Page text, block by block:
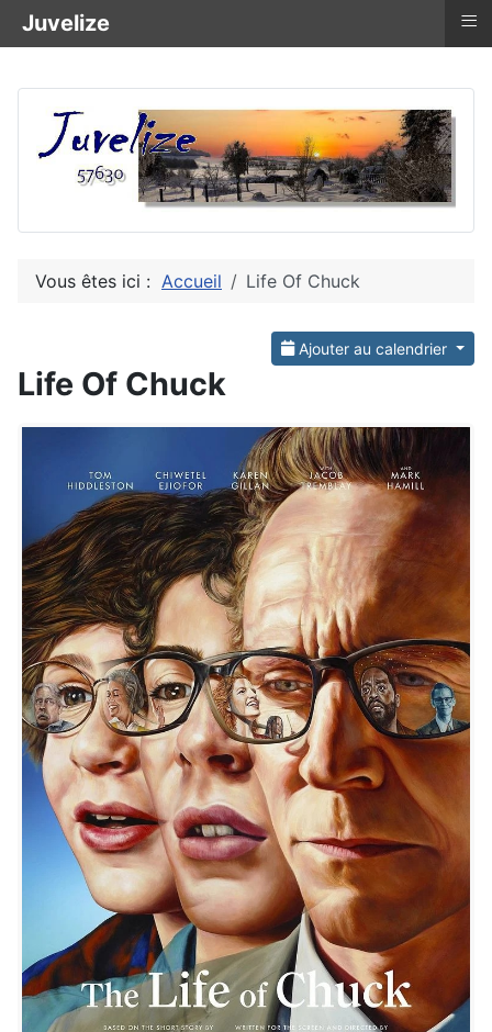
Vous êtes ici : Accueil Life Of Chuck
Ajouter au calendrier
Life Of Chuck
Juvelize ≡